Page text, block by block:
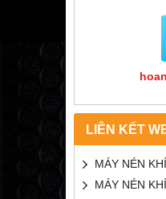
LIÊN KẾT
MÁY NÉN
MÁY NÉN